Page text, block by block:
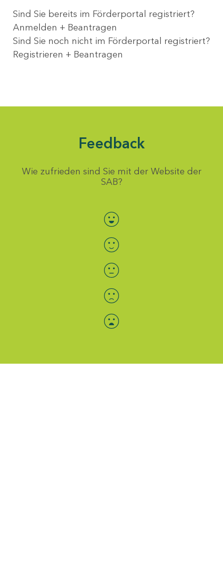
Sind Sie bereits im Förderportal registriert?
Anmelden + Beantragen
Sind Sie noch nicht im Förderportal registriert?
Registrieren + Beantragen
Feedback
Wie zufrieden sind Sie mit der Website der
SAB?
Bewertung auswählen